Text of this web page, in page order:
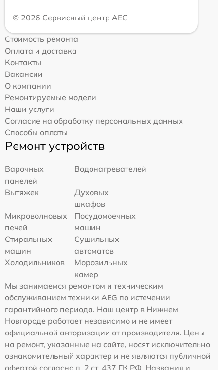
© 2026 Сервисный центр AEG
Стоимость ремонта
Оплата и доставка
Контакты
Вакансии
О компании
Ремонтируемые модели
Наши услуги
Согласие на обработку персональных данных
Способы оплаты
Ремонт устройств
Варочных
панелей
Водонагревателей
Вытяжек
Духовых
шкафов
Микроволновых
печей
Посудомоечных
машин
Стиральных
машин
Сушильных
автоматов
Холодильников
Морозильных
камер
Мы занимаемся ремонтом и техническим
обслуживанием техники AEG по истечении
гарантийного периода. Наш центр в Нижнем
Новгороде работает независимо и не имеет
официальной авторизации от производителя. Цены
на ремонт, указанные на сайте, носят исключительно
ознакомительный характер и не являются публичной
офертой согласно п. 2 ст. 437 ГК РФ. Названия и